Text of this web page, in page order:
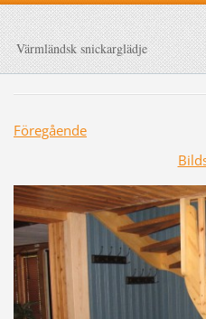
Värmländsk snickarglädje
Föregående